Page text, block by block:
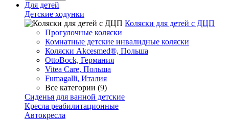
Для детей
Детские ходунки
Коляски для детей с ДЦП
Прогулочные коляски
Комнатные детские инвалидные коляски
Коляски Akcesmed®, Польша
OttoBock, Германия
Vitea Care, Польша
Fumagalli, Италия
Все категории (9)
Сиденья для ванной детские
Кресла реабилитационные
Автокресла